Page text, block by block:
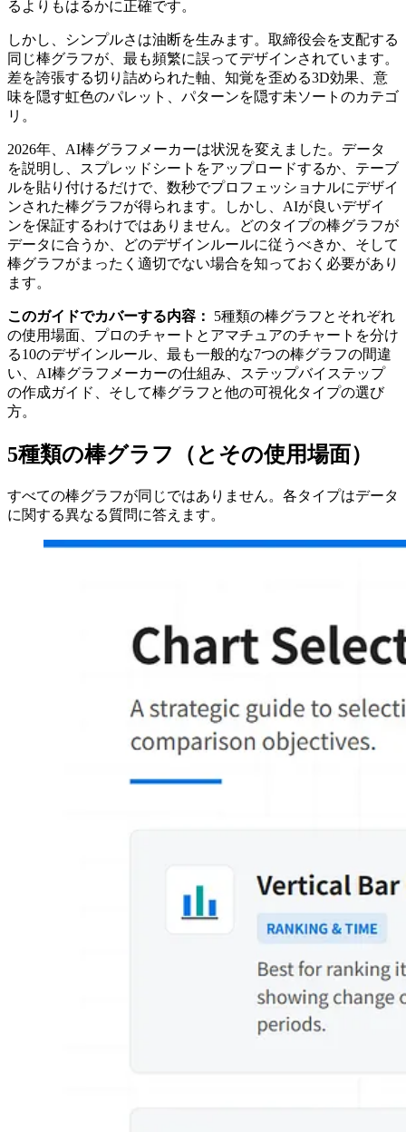
るよりもはるかに正確です。
しかし、シンプルさは油断を生みます。取締役会を支配する
同じ棒グラフが、最も頻繁に誤ってデザインされています。
差を誇張する切り詰められた軸、知覚を歪める3D効果、意
味を隠す虹色のパレット、パターンを隠す未ソートのカテゴ
リ。
2026年、AI棒グラフメーカーは状況を変えました。データ
を説明し、スプレッドシートをアップロードするか、テーブ
ルを貼り付けるだけで、数秒でプロフェッショナルにデザイ
ンされた棒グラフが得られます。しかし、AIが良いデザイ
ンを保証するわけではありません。どのタイプの棒グラフが
データに合うか、どのデザインルールに従うべきか、そして
棒グラフがまったく適切でない場合を知っておく必要があり
ます。
このガイドでカバーする内容：
5種類の棒グラフとそれぞれ
の使用場面、プロのチャートとアマチュアのチャートを分け
る10のデザインルール、最も一般的な7つの棒グラフの間違
い、AI棒グラフメーカーの仕組み、ステップバイステップ
の作成ガイド、そして棒グラフと他の可視化タイプの選び
方。
5種類の棒グラフ（とその使用場面）
すべての棒グラフが同じではありません。各タイプはデータ
に関する異なる質問に答えます。